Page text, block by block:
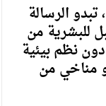
تبدو الرسالة
من
نظم بيئية
مناخي من